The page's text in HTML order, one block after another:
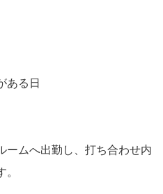
ある日
ームへ出勤し、打ち合わせ内